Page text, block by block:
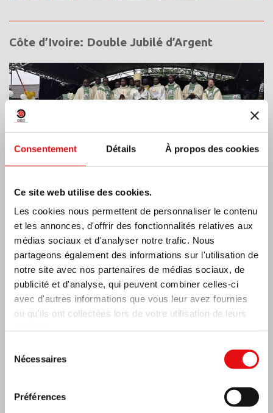
Consentement Détails À propos des cookies
Ce site web utilise des cookies.
Les cookies nous permettent de personnaliser le contenu
et les annonces, d'offrir des fonctionnalités relatives aux
médias sociaux et d'analyser notre trafic. Nous
partageons également des informations sur l'utilisation de
notre site avec nos partenaires de médias sociaux, de
publicité et d'analyse, qui peuvent combiner celles-ci
avec d'autres informations que vous leur avez fournies
ou qu'ils ont collectées lors de votre utilisation de leurs
Nécessaires
Préférences
Côte d’Ivoire: Double Jubilé d’Argent
RÉPUBLIQUE CENTRAFRICAINE : 6e
CONGRÈS NATIONAL DE L’OCDS